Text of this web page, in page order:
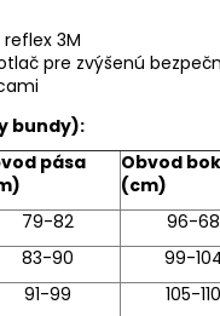
3M
pre zvýšenú
bundy):
pása
Obvod
(cm)
79-82 96-68
83-90 99-
91-99 105-110